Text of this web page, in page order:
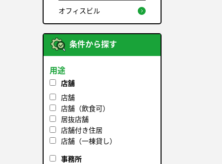
オフィスビル
条件から探す
用途
店舗
店舗
店舗（飲食可）
居抜店舗
店舗付き住居
店舗（一棟貸し）
事務所